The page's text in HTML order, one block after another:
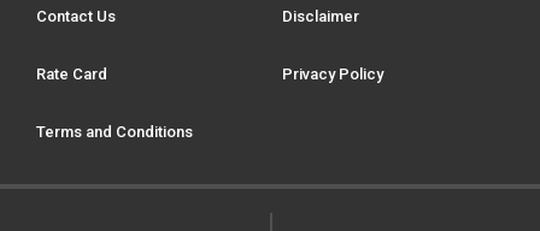
Contact Us Disclaimer
Rate Card Privacy Policy
Terms and Conditions